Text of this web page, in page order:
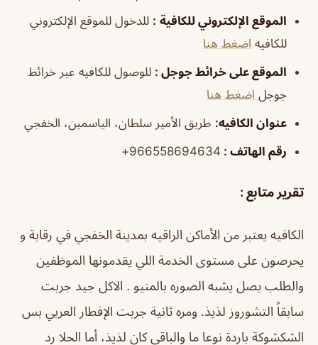
الموقع الإلكتروني للكافية : للدخول للموقع الإلكتروني
للكافيه اضغط هنا
الموقع على خرائط جوجل : للوصول للكافيه عبر خرائط
جوجل اضغط هنا
عنوان الكافيه: طريق الأمير سلطان، الياسمين، الخفجي
رقم الهاتف : 966558694634+
تقرير متابع :
الكافيه يعتبر من الأماكن الراقيه بمدينة الخفجي في رقابة و
يحرصون على مستوى الخدمة اللي يقدمونها الموظفين
والطلب يصل يشبه الصوره بالمنيو . الاكل جيد جربت
سابقاً التشوروز لذيذ. ومره ثانية جربت الإفطار العربي بس
الشكشوكة باردة نوعا ما والباقي كان لذيذ، أما الحلا رد